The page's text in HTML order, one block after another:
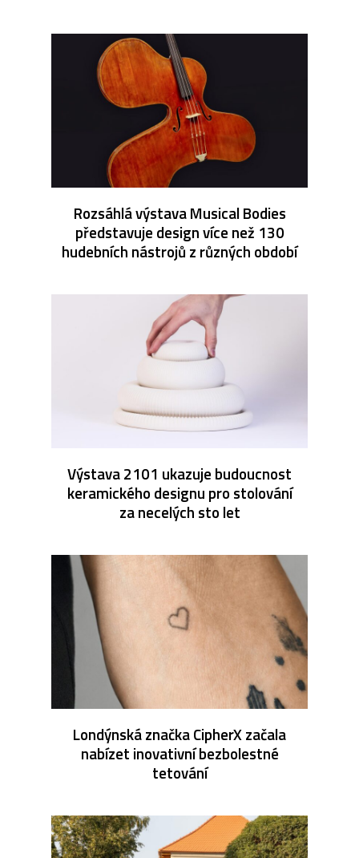
Rozsáhlá výstava Musical Bodies
představuje design více než 130
hudebních nástrojů z různých období
Výstava 2101 ukazuje budoucnost
keramického designu pro stolování
za necelých sto let
Londýnská značka CipherX začala
nabízet inovativní bezbolestné
tetování